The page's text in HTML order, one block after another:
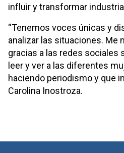
influir y transformar
“Tenemos voces únicas y
analizar las situaciones. Me
gracias a las redes sociales
leer y ver a las diferentes
haciendo periodismo y que
Carolina Inostroza.